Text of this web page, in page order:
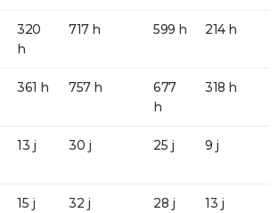
320
h
717 h 599 h 214 h
361 h 757 h
677
h
318 h
13 j 30 j 25 j 9 j
15 j 32 j 28 j 13 j